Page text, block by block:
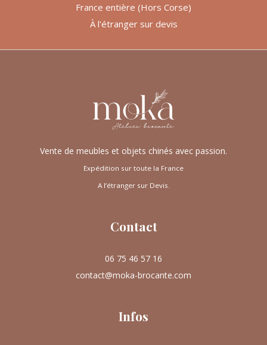
Vente de meubles et objets chinés avec passion.
Expédition sur toute la France
A l’étranger sur Devis.
Contact
06 75 46 57 16
contact@moka-brocante.com
Infos
France entière (Hors Corse)
À l'étranger sur devis